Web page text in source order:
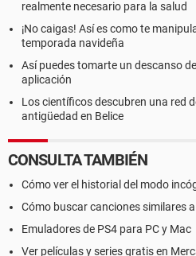
realmente necesario para la salud
¡No caigas! Así es como te
temporada navideña
Así puedes tomarte un descanso
aplicación
Los científicos descubren una red
antigüedad en Belice
CONSULTA TAMBIÉN
Cómo ver el historial del modo
Cómo buscar canciones similares
Emuladores de PS4 para PC y Mac
Ver películas y series gratis en